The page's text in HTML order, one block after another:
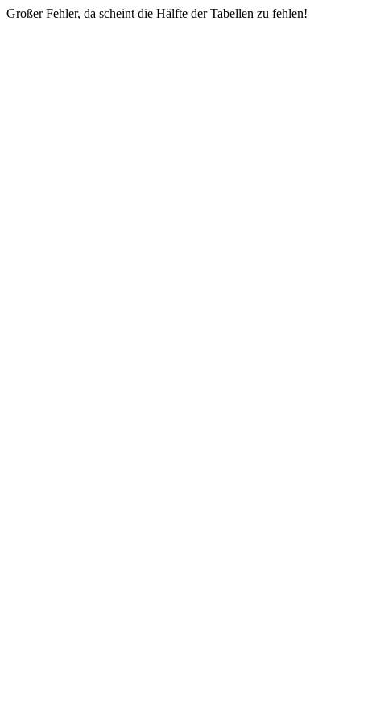
Großer Fehler, da scheint die Hälfte der Tabellen zu fehlen!